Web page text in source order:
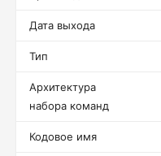
Дата выхода
Тип
Архитектура
набора команд
Кодовое имя